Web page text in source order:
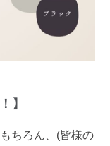
】
ちろん、(皆様の